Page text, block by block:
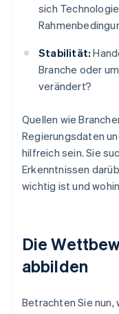
sich
Stabilität:
Branche oder
verändert?
Quellen wie
Regierungsdaten
hilfreich sein. Sie
Erkenntnissen
wichtig ist und
Die
abbilden
Betrachten Sie